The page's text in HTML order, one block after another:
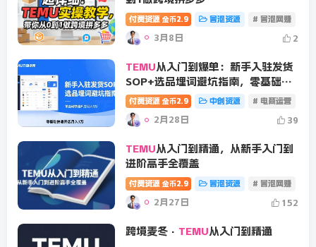
付费资源 金币 2.9 冒泡资源 # 冒泡网赚
3月8日 2
TEMU 从入门到爆单：新手入驻发货
SOP+选品埋词避坑指南，零基础快
速开店月入3万
付费资源 金币 2.9 中创资源 # 电商运营
2月28日 39
TEMU从入门到精通，从新手入门到
进阶高手全覆盖
付费资源 金币 2.9 冒泡资源 # 冒泡网赚
2月27日 152
跨境麦冬· TEMU 从入门到精通